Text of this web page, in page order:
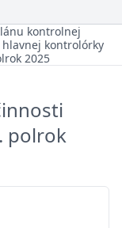
kontrolnej
kontrolórky
2025
polrok